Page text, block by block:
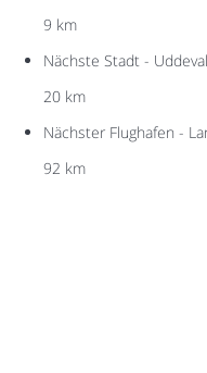
9 km
Nächste Stadt -
20 km
Nächster Flughafen -
92 km